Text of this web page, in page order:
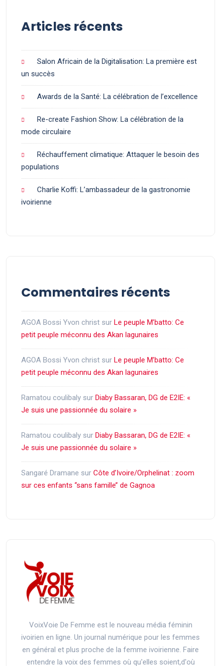
Articles récents
Salon Africain de la Digitalisation: La première est
un succès
Awards de la Santé: La célébration de l’excellence
Re-create Fashion Show: La célébration de la
mode circulaire
Réchauffement climatique: Attaquer le besoin des
populations
Charlie Koffi: L’ambassadeur de la gastronomie
ivoirienne
Commentaires récents
AGOA Bossi Yvon christ sur Le peuple M’batto: Ce
petit peuple méconnu des Akan lagunaires
AGOA Bossi Yvon christ sur Le peuple M’batto: Ce
petit peuple méconnu des Akan lagunaires
Ramatou coulibaly sur Diaby Bassaran, DG de E2IE: «
Je suis une passionnée du solaire »
Ramatou coulibaly sur Diaby Bassaran, DG de E2IE: «
Je suis une passionnée du solaire »
Sangaré Dramane sur Côte d’Ivoire/Orphelinat : zoom
sur ces enfants ‘‘sans famille’’ de Gagnoa
VoixVoie De Femme est le nouveau média féminin
ivoirien en ligne. Un journal numérique pour les femmes
en général et plus proche de la femme ivoirienne. Faire
entendre la voix des femmes où qu'elles soient,d'où